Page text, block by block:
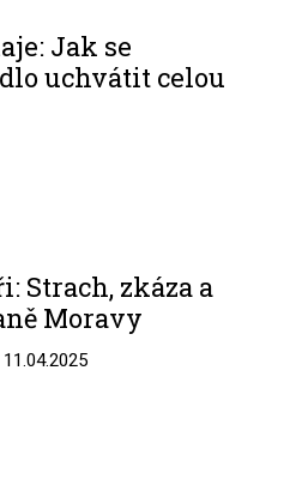
Jak se
uchvátit celou
Strach, zkáza a
Moravy
11.04.2025